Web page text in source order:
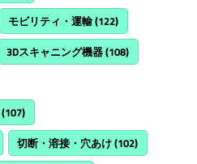
モビリティ・運輸(122)
3Dスキャニング機器(108)
(107)
切断・溶接・穴あけ(102)